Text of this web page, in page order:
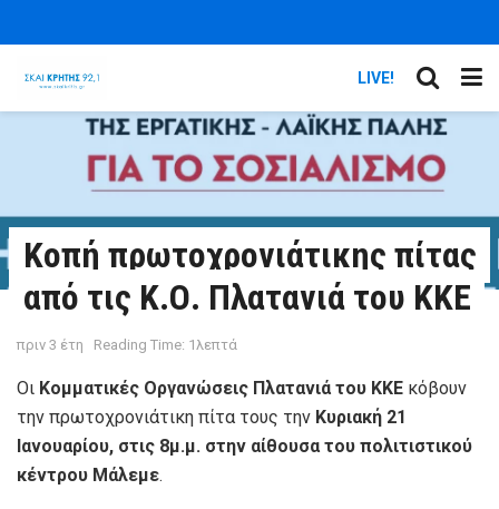
LIVE!
Κοπή πρωτοχρονιάτικης πίτας
από τις Κ.Ο. Πλατανιά του ΚΚΕ
πριν 3 έτη Reading Time: 1λεπτά
Οι Κομματικές Οργανώσεις Πλατανιά του ΚΚΕ κόβουν
την πρωτοχρονιάτικη πίτα τους την Κυριακή 21
Ιανουαρίου, στις 8μ.μ. στην αίθουσα του πολιτιστικού
κέντρου Μάλεμε.